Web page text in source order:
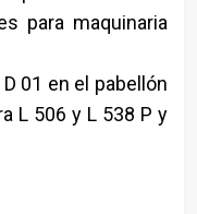
para maquinaria
01 en el pabellón
L 506 y L 538 P y